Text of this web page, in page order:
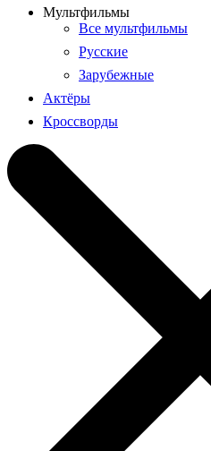
Мультфильмы
Все мультфильмы
Русские
Зарубежные
Актёры
Кроссворды